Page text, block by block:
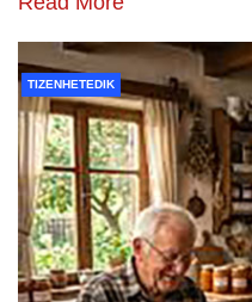
TIZENHETEDIK